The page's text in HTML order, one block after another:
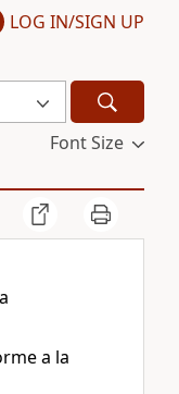
LOG IN/SIGN UP
Font Size
a la